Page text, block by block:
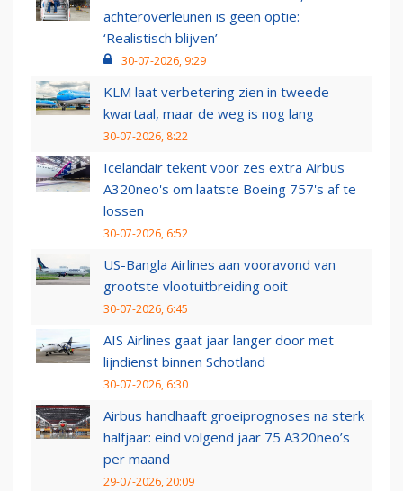
achteroverleunen is geen optie:
‘Realistisch blijven’
30-07-2026, 9:29
KLM laat verbetering zien in tweede
kwartaal, maar de weg is nog lang
30-07-2026, 8:22
Icelandair tekent voor zes extra Airbus
A320neo's om laatste Boeing 757's af te
lossen
30-07-2026, 6:52
US-Bangla Airlines aan vooravond van
grootste vlootuitbreiding ooit
30-07-2026, 6:45
AIS Airlines gaat jaar langer door met
lijndienst binnen Schotland
30-07-2026, 6:30
Airbus handhaaft groeiprognoses na sterk
halfjaar: eind volgend jaar 75 A320neo’s
per maand
29-07-2026, 20:09